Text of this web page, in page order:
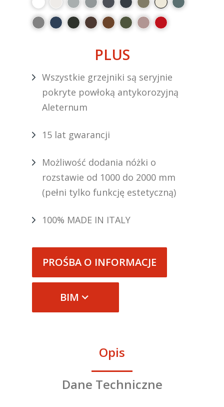
PLUS
Wszystkie grzejniki są seryjnie
pokryte powłoką antykorozyjną
Aleternum
15 lat gwarancji
Możliwość dodania nóżki o
rozstawie od 1000 do 2000 mm
(pełni tylko funkcję estetyczną)
100% MADE IN ITALY
PROŚBA O INFORMACJE
BIM
Opis
Dane Techniczne